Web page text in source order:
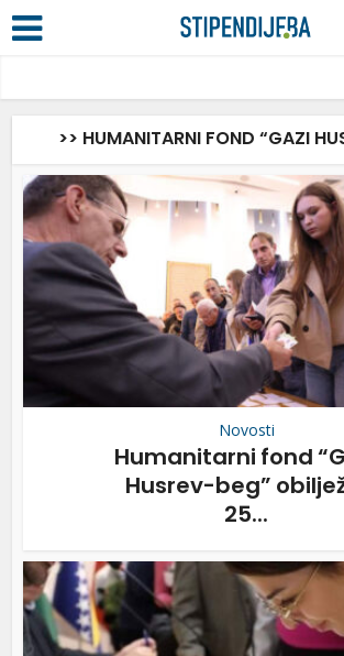
>> HUMANITARNI FOND “GAZI
Novosti
Humanitarni fond
Husrev-beg”
25...